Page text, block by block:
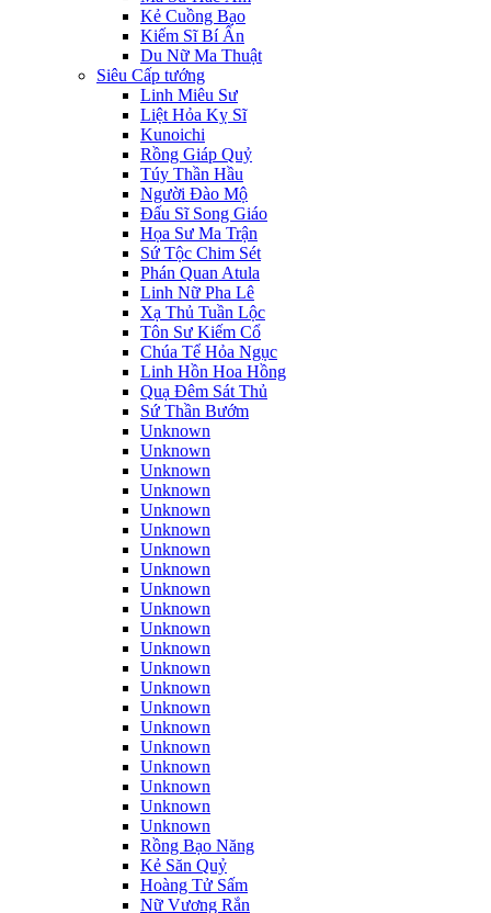
Kẻ Cuồng Bạo
Kiếm Sĩ Bí Ẩn
Du Nữ Ma Thuật
Siêu Cấp tướng
Linh Miêu Sư
Liệt Hỏa Kỵ Sĩ
Kunoichi
Rồng Giáp Quỷ
Túy Thần Hầu
Người Đào Mộ
Đấu Sĩ Song Giáo
Họa Sư Ma Trận
Sứ Tộc Chim Sét
Phán Quan Atula
Linh Nữ Pha Lê
Xạ Thủ Tuần Lộc
Tôn Sư Kiếm Cổ
Chúa Tể Hỏa Ngục
Linh Hồn Hoa Hồng
Quạ Đêm Sát Thủ
Sứ Thần Bướm
Unknown
Unknown
Unknown
Unknown
Unknown
Unknown
Unknown
Unknown
Unknown
Unknown
Unknown
Unknown
Unknown
Unknown
Unknown
Unknown
Unknown
Unknown
Unknown
Unknown
Unknown
Rồng Bạo Năng
Kẻ Săn Quỷ
Hoàng Tử Sấm
Nữ Vương Rắn